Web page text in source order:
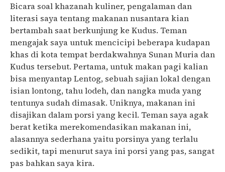
Bicara soal khazanah kuliner, pengalaman dan
literasi saya tentang makanan nusantara kian
bertambah saat berkunjung ke Kudus. Teman
mengajak saya untuk mencicipi beberapa kudapan
khas di kota tempat berdakwahnya Sunan Muria dan
Kudus tersebut. Pertama, untuk makan pagi kalian
bisa menyantap Lentog, sebuah sajian lokal dengan
isian lontong, tahu lodeh, dan nangka muda yang
tentunya sudah dimasak. Uniknya, makanan ini
disajikan dalam porsi yang kecil. Teman saya agak
berat ketika merekomendasikan makanan ini,
alasannya sederhana yaitu porsinya yang terlalu
sedikit, tapi menurut saya ini porsi yang pas, sangat
pas bahkan saya kira.